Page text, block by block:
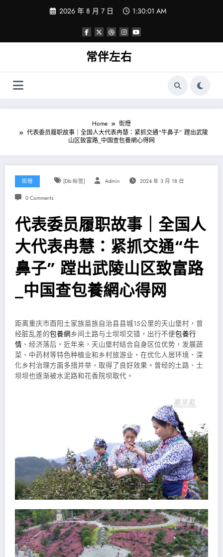
2026 年 8 月 7 日 1:30:02 AM
常伴左右
Home
街燈
代表委员履职故事｜全国人大代表冉慧：紧抓交通“牛鼻子” 蹚出武陵
山区致富路_中国查包養網心得网
街燈 [db:标签] Admin 2024 年 3 月 18 日
0 Comments
代表委员履职故事｜全国人
大代表冉慧：紧抓交通“牛
鼻子” 蹚出武陵山区致富路
_中国查包養網心得网
距离重庆市酉阳土家族苗族自治县县城15公里的天山堡村，曾
经脏乱差的包養網乡间土路与土坝坝交错，出行不便包養行
情 、经济落后。近年来，天山堡村结合自身区位优势，发展蔬
菜、中药材等特色种植业和乡村旅游业，在优化人居环境、深
化乡村治理方面多措并举，取得了良好效果。曾经的土路、土
坝坝也逐渐被水泥路和花香院坝取代。